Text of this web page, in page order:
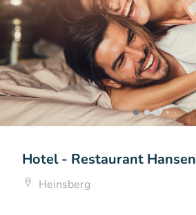
Hotel - Restaurant Hansen
Heinsberg